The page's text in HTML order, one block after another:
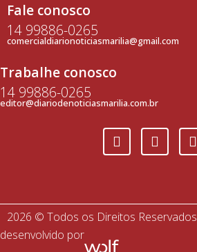
Fale conosco
14 99886-0265
comercialdiarionoticiasmarilia@gmail.com
Trabalhe conosco
14 99886-0265
editor@diariodenoticiasmarilia.com.br
2026 © Todos os Direitos Reservados
desenvolvido por